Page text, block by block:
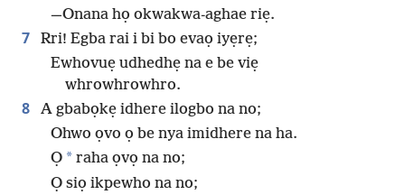
—Onana họ okwakwa-aghae riẹ.
7
Rri! Egba rai i bi bo evaọ iyẹrẹ;
Ewhovuẹ udhedhẹ na e be viẹ
whrowhrowhro.
8
A gbabọkẹ idhere ilogbo na no;
Ohwo ọvo ọ be nya imidhere na ha.
Ọ * raha ọvọ na no;
Ọ siọ ikpewho na no;